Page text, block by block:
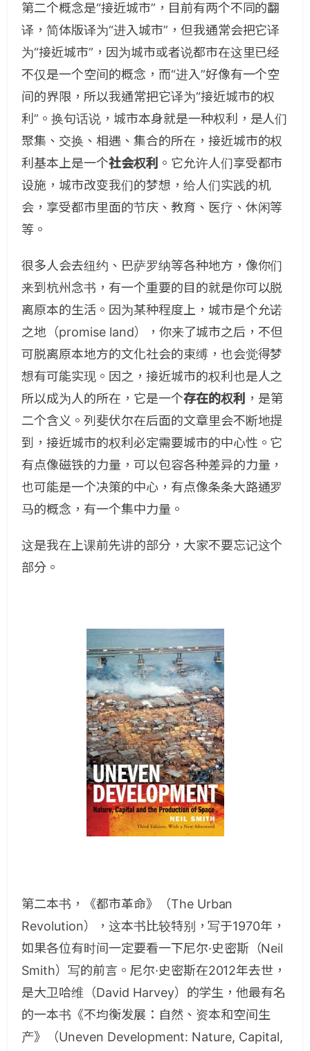
第二个概念是“接近城市”，目前有两个不同的翻
译，简体版译为“进入城市”，但我通常会把它译
为“接近城市”，因为城市或者说都市在这里已经
不仅是一个空间的概念，而“进入”好像有一个空
间的界限，所以我通常把它译为“接近城市的权
利”。换句话说，城市本身就是一种权利，是人们
聚集、交换、相遇、集合的所在，接近城市的权
利基本上是一个社会权利 。它允许人们享受都市
设施，城市改变我们的梦想，给人们实践的机
会，享受都市里面的节庆、教育、医疗、休闲等
等。
很多人会去纽约、巴萨罗纳等各种地方，像你们
来到杭州念书，有一个重要的目的就是你可以脱
离原本的生活。因为某种程度上，城市是个允诺
之地（promise land），你来了城市之后，不但
可脱离原本地方的文化社会的束缚，也会觉得梦
想有可能实现。因之，接近城市的权利也是人之
所以成为人的所在，它是一个存在的权利 ，是第
二个含义。列斐伏尔在后面的文章里会不断地提
到，接近城市的权利必定需要城市的中心性。它
有点像磁铁的力量，可以包容各种差异的力量，
也可能是一个决策的中心，有点像条条大路通罗
马的概念，有一个集中力量。
这是我在上课前先讲的部分，大家不要忘记这个
部分。
第二本书，《都市革命》（The Urban
Revolution），这本书比较特别，写于1970年，
如果各位有时间一定要看一下尼尔·史密斯（Neil
Smith）写的前言。尼尔·史密斯在2012年去世，
是大卫哈维（David Harvey）的学生，他最有名
的一本书《不均衡发展：自然、资本和空间生
产》（Uneven Development: Nature, Capital,